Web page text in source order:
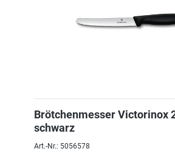
Brötchenmesser Victorinox
schwarz
Art.-Nr.: 5056578